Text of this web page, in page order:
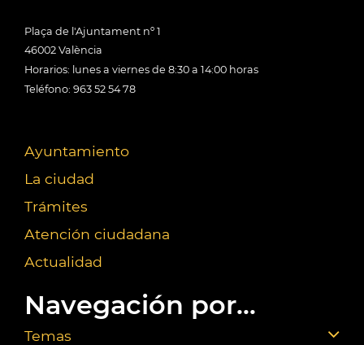
Plaça de l'Ajuntament nº 1
46002 València
Horarios: lunes a viernes de 8:30 a 14:00 horas
Teléfono: 963 52 54 78
Ayuntamiento
La ciudad
Trámites
Atención ciudadana
Actualidad
Navegación por...
Temas